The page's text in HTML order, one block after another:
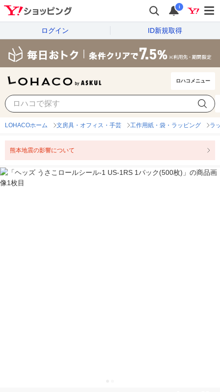
i
ログイン ID新規取得
ロハコメニュー
LOHACOホーム 文房具・オフィス・手芸 工作用紙・袋・ラッピング ラ
熊本地震の影響について